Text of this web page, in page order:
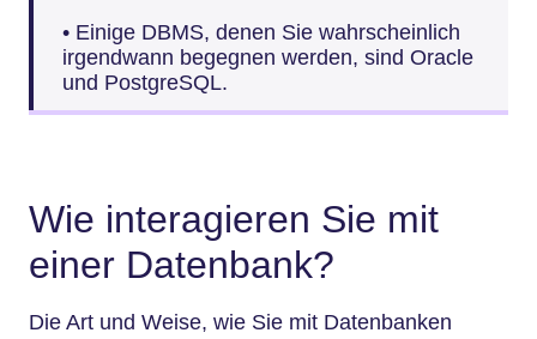
• Einige DBMS, denen Sie wahrscheinlich
irgendwann begegnen werden, sind Oracle
und PostgreSQL.
Wie interagieren Sie mit
einer Datenbank?
Die Art und Weise, wie Sie mit Datenbanken